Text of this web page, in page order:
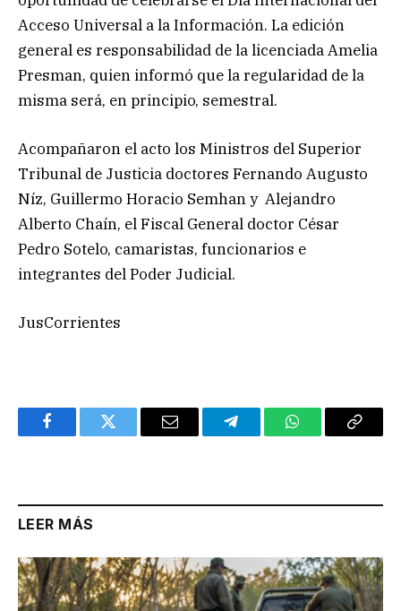
Acceso Universal a la Información. La edición
general es responsabilidad de la licenciada Amelia
Presman, quien informó que la regularidad de la
misma será, en principio, semestral.
Acompañaron el acto los Ministros del Superior
Tribunal de Justicia doctores Fernando Augusto
Níz, Guillermo Horacio Semhan y Alejandro
Alberto Chaín, el Fiscal General doctor César
Pedro Sotelo, camaristas, funcionarios e
integrantes del Poder Judicial.
JusCorrientes
FacebookTwitter Email TelegramWhatsAppCopy
LEER MÁS